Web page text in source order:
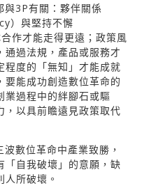
3P有關：夥伴關係
）與堅持不懈
作才能走得更遠；政策風
通過法規，產品或服務才
程度的「無知」才能成就
能成功創造數位革命的
業過程中的絆腳石或驅
，以具前瞻遠見政策取代
數位革命中產業致勝，
「自我破壞」的意願，缺
所破壞。